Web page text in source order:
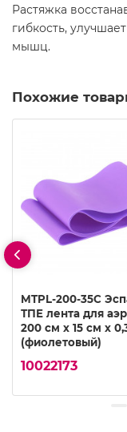
Растяжка
гибкость,
мышц.
Похожие
MTPL-200-35C
ТПЕ лента для
200 см х 15 см х
(фиолетовый)
10022173